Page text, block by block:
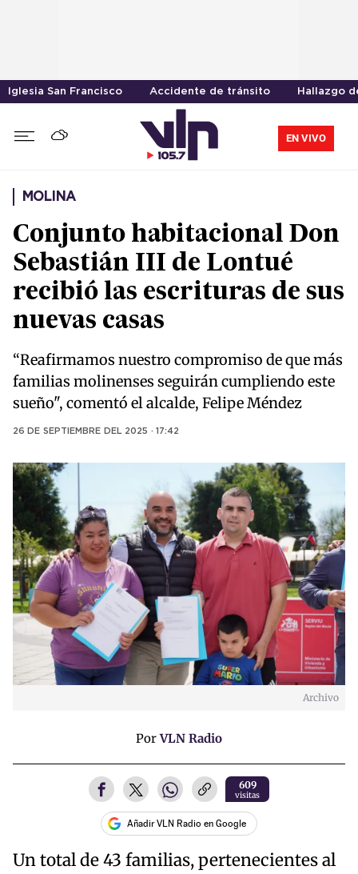
Iglesia San Francisco Accidente de tránsito Hallazgo
EN VIVO
MOLINA
Conjunto habitacional Don
Sebastián III de Lontué
recibió las escrituras de sus
nuevas casas
“Reafirmamos nuestro compromiso de que más
familias molinenses seguirán cumpliendo este
sueño", comentó el alcalde, Felipe Méndez
26 DE SEPTIEMBRE DEL 2025 · 17:42
Archivo
PorVLN Radio
609
visitas
Añadir VLN Radio en Google
Un total de 43 familias, pertenecientes al